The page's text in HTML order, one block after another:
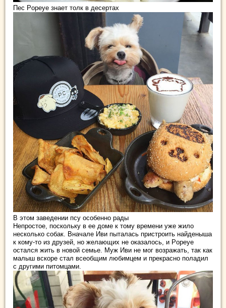
Пес Popeye знает толк в десертах
В этом заведении псу особенно рады
Непростое, поскольку в ее доме к тому времени уже жило
несколько собак. Вначале Иви пыталась пристроить найденыша
к кому-то из друзей, но желающих не оказалось, и Popeye
остался жить в новой семье. Муж Иви не мог возражать, так как
малыш вскоре стал всеобщим любимцем и прекрасно поладил
с другими питомцами.